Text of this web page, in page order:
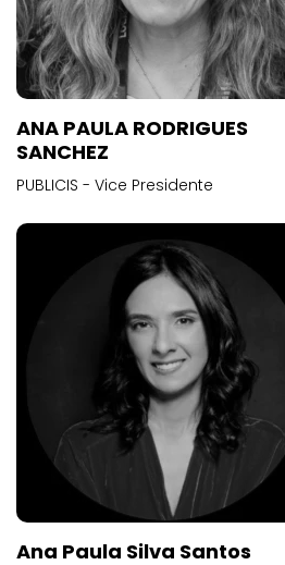
ANA PAULA RODRIGUES
SANCHEZ
PUBLICIS - Vice Presidente
Ana Paula Silva Santos